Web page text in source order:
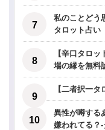
私のことどう
タロット占い
【辛口タロ
場の縁を無料
【二者択一
異性が噂する
嫌われてる？